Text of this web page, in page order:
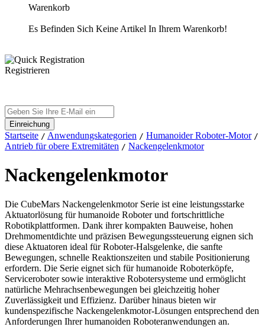
Warenkorb
Es Befinden Sich Keine Artikel In Ihrem Warenkorb!
Registrieren
Startseite / Anwendungskategorien / Humanoider Roboter-Motor /
Antrieb für obere Extremitäten / Nackengelenkmotor
Nackengelenkmotor
Die CubeMars Nackengelenkmotor Serie ist eine leistungsstarke
Aktuatorlösung für humanoide Roboter und fortschrittliche
Robotikplattformen. Dank ihrer kompakten Bauweise, hohen
Drehmomentdichte und präzisen Bewegungssteuerung eignen sich
diese Aktuatoren ideal für Roboter-Halsgelenke, die sanfte
Bewegungen, schnelle Reaktionszeiten und stabile Positionierung
erfordern. Die Serie eignet sich für humanoide Roboterköpfe,
Serviceroboter sowie interaktive Robotersysteme und ermöglicht
natürliche Mehrachsenbewegungen bei gleichzeitig hoher
Zuverlässigkeit und Effizienz. Darüber hinaus bieten wir
kundenspezifische Nackengelenkmotor-Lösungen entsprechend den
Anforderungen Ihrer humanoiden Roboteranwendungen an.